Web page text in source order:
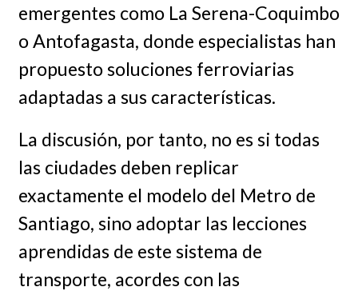
emergentes como La Serena-Coquimbo
o Antofagasta, donde especialistas han
propuesto soluciones ferroviarias
adaptadas a sus características.
La discusión, por tanto, no es si todas
las ciudades deben replicar
exactamente el modelo del Metro de
Santiago, sino adoptar las lecciones
aprendidas de este sistema de
transporte, acordes con las